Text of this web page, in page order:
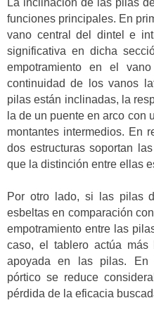
La inclinación de las pilas
funciones principales. En
vano central del dintel e
significativa en dicha
empotramiento en el
continuidad de los vanos
pilas están inclinadas, la
la de un puente en arco con
montantes intermedios. En
dos estructuras soportan
que la distinción entre ellas
Por otro lado, si las pilas
esbeltas en comparación
empotramiento entre las
caso, el tablero actúa
apoyada en las pilas. En
pórtico se reduce
pérdida de la eficacia